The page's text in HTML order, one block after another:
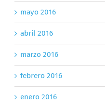
mayo 2016
abril 2016
marzo 2016
febrero 2016
enero 2016